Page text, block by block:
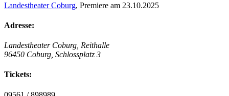
Landestheater Coburg, Premiere am 23.10.2025
Adresse:
Landestheater Coburg, Reithalle
96450 Coburg, Schlossplatz 3
Tickets: